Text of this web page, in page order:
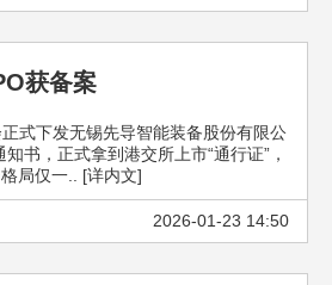
获备案
式下发无锡先导智能装备股份有限公
书，正式拿到港交所上市“通行证”，
局仅一.. [详内文]
2026-01-23 14:50